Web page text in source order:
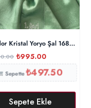
– Pembe
Kristal Yoryo Şal 16842 –
₺995.00
Sepette₺497.50
Sepete Ekle